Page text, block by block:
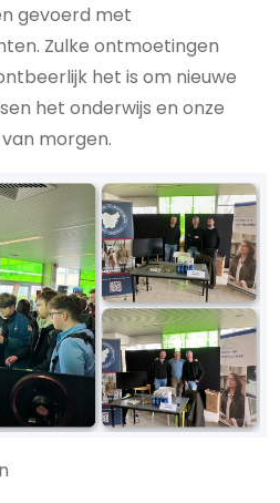
gevoerd met
Zulke ontmoetingen
het is om nieuwe
het onderwijs en onze
morgen.